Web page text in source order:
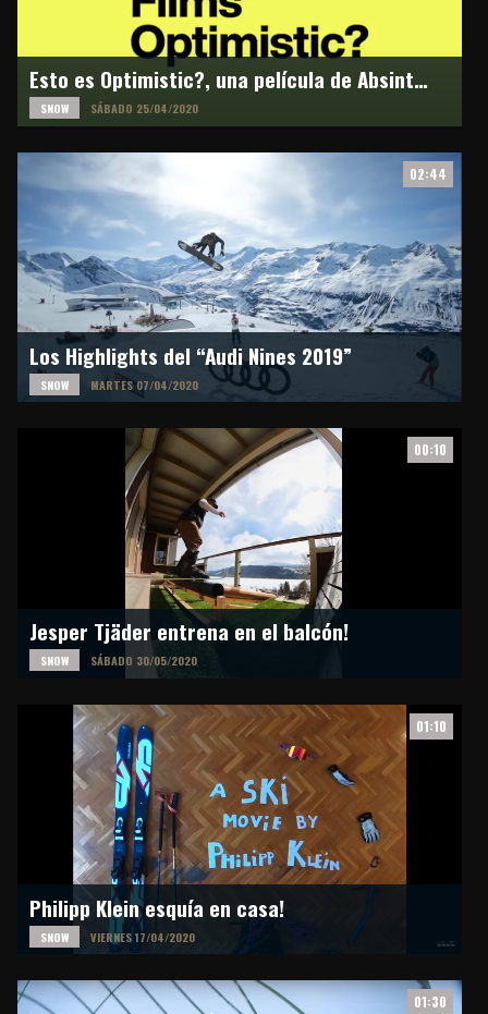
Esto es Optimistic?, una película de Absinthe Films y Burton Snowboards
SNOW SÁBADO 25/04/2020
02:44
Los Highlights del “Audi Nines 2019”
SNOW MARTES 07/04/2020
00:10
Jesper Tjäder entrena en el balcón!
SNOW SÁBADO 30/05/2020
01:10
Philipp Klein esquía en casa!
SNOW VIERNES 17/04/2020
01:30